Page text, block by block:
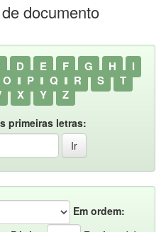
documento
D E F G H
I
O P Q R S
T
X Y Z
primeiras letras:
Em ordem: